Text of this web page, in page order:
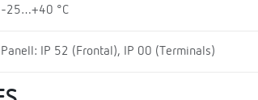
-25…+40 °C
Panell: IP 52 (Frontal), IP 00 (Terminals)